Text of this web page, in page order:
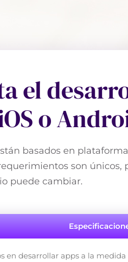
el
o
basados en
son
puede cambiar.
en desarrollar apps a la